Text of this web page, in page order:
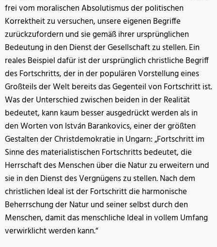
frei vom moralischen Absolutismus der politischen
Korrektheit zu versuchen, unsere eigenen Begriffe
zurückzufordern und sie gemäß ihrer ursprünglichen
Bedeutung in den Dienst der Gesellschaft zu stellen. Ein
reales Beispiel dafür ist der ursprünglich christliche Begriff
des Fortschritts, der in der populären Vorstellung eines
Großteils der Welt bereits das Gegenteil von Fortschritt ist.
Was der Unterschied zwischen beiden in der Realität
bedeutet, kann kaum besser ausgedrückt werden als in
den Worten von István Barankovics, einer der größten
Gestalten der Christdemokratie in Ungarn: „Fortschritt im
Sinne des materialistischen Fortschritts bedeutet, die
Herrschaft des Menschen über die Natur zu erweitern und
sie in den Dienst des Vergnügens zu stellen. Nach dem
christlichen Ideal ist der Fortschritt die harmonische
Beherrschung der Natur und seiner selbst durch den
Menschen, damit das menschliche Ideal in vollem Umfang
verwirklicht werden kann.“